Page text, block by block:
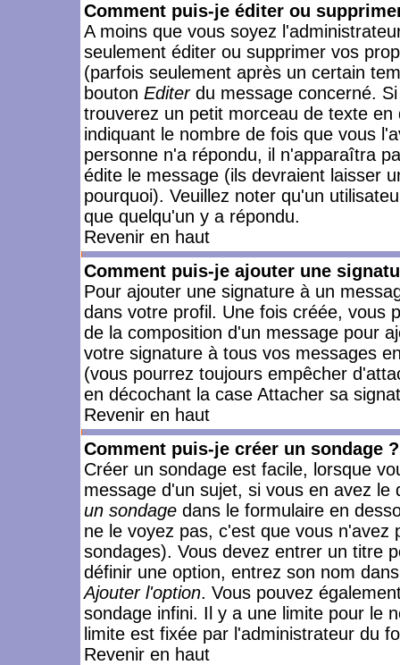
Comment puis-je éditer ou
A moins que vous soyez
seulement éditer ou supprimer vos
(parfois seulement après un certain
bouton Editerdu message concerné.
trouverez un petit morceau de texte
indiquant le nombre de fois que vous
personne n'a répondu, il n'apparaîtra
édite le message (ils devraient laisser
pourquoi). Veuillez noter qu'un
que quelqu'un y a répondu.
Revenir en haut
Comment puis-je ajouter une
Pour ajouter une signature à un
dans votre profil. Une fois créée, vous
de la composition d'un message pour
votre signature à tous vos messages
(vous pourrez toujours empêcher
en décochant la case Attacher sa
Revenir en haut
Comment puis-je créer un sondage ?
Créer un sondage est facile, lorsque
message d'un sujet, si vous en avez
un sondage dans le formulaire en
ne le voyez pas, c'est que vous
sondages). Vous devez entrer un titre
définir une option, entrez son nom
Ajouter l'option. Vous pouvez
sondage infini. Il y a une limite pour le
limite est fixée par l'administrateur du
Revenir en haut